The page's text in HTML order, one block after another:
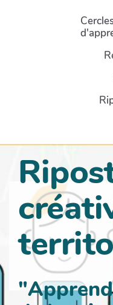
Aller au contenu